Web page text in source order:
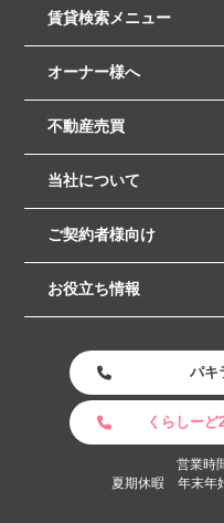
賃貸検索メニュー
オーナー様へ
不動産売買
当社について
ご契約者様向け
お役立ち情報
パキ
くらしーど
営業時
夏期休暇 年末年